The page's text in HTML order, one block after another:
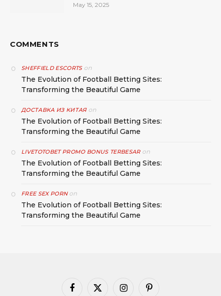
May 15, 2025
COMMENTS
SHEFFIELD ESCORTSon
The Evolution of Football Betting Sites:
Transforming the Beautiful Game
ДОСТАВКА ИЗ КИТАЯon
The Evolution of Football Betting Sites:
Transforming the Beautiful Game
LIVETOTOBET PROMO BONUS TERBESARon
The Evolution of Football Betting Sites:
Transforming the Beautiful Game
FREE SEX PORNon
The Evolution of Football Betting Sites:
Transforming the Beautiful Game
Facebook
X InstagramPinterest